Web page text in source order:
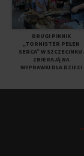
DRUGI PIKNIK
„TORNISTER PEŁEN
SERCA” W SZCZECINKU.
ZBIERAJĄ NA
WYPRAWKI DLA DZIECI